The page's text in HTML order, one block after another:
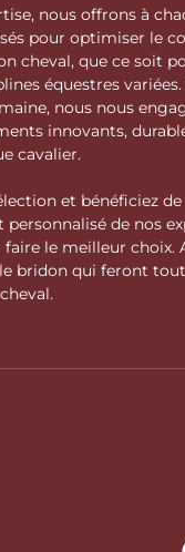
nous offrons à
pour optimiser le
cheval, que ce soit
équestres
nous nous
innovants,
cavalier.
et bénéficiez de
de nos
le meilleur choix.
bridon qui feront